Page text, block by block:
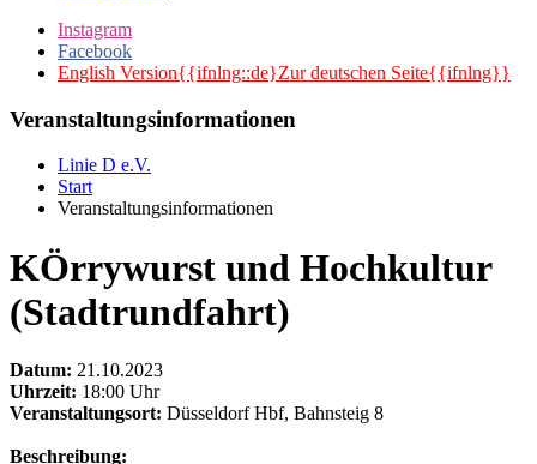
Instagram
Facebook
English Version{{ifnlng::de}Zur deutschen Seite{{ifnlng}}
Veranstaltungsinformationen
Linie D e.V.
Start
Veranstaltungsinformationen
KÖrrywurst und Hochkultur
(Stadtrundfahrt)
Datum: 21.10.2023
Uhrzeit: 18:00 Uhr
Veranstaltungsort: Düsseldorf Hbf, Bahnsteig 8
Beschreibung: